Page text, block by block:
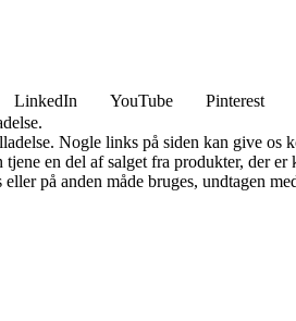
LinkedIn YouTube Pinterest
Nogle links på siden kan give os
en del af salget fra produkter, der
eller på anden måde bruges, undtagen